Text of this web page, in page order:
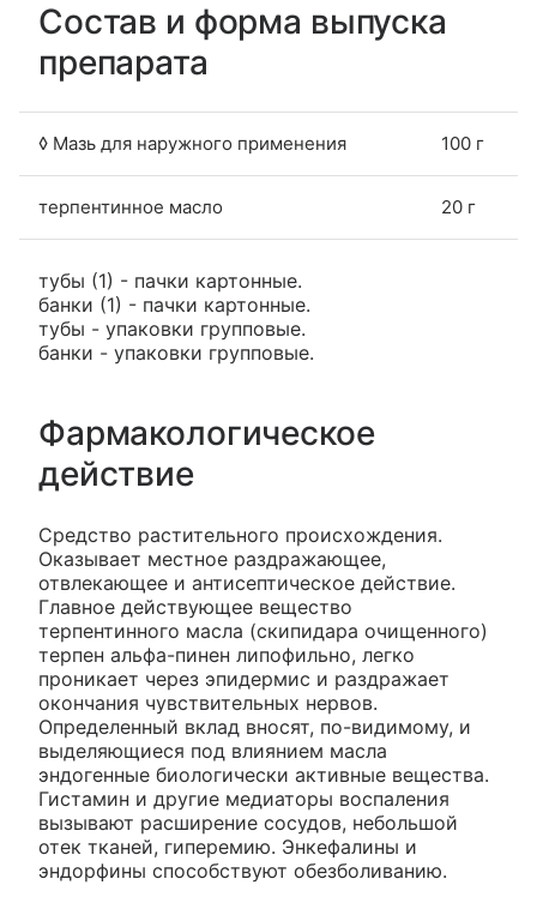
Состав и форма выпуска
препарата
◊ Мазь для наружного применения 100 г
терпентинное масло 20 г
тубы (1) - пачки картонные.
банки (1) - пачки картонные.
тубы - упаковки групповые.
банки - упаковки групповые.
Фармакологическое
действие
Средство растительного происхождения.
Оказывает местное раздражающее,
отвлекающее и антисептическое действие.
Главное действующее вещество
терпентинного масла (скипидара очищенного)
терпен альфа-пинен липофильно, легко
проникает через эпидермис и раздражает
окончания чувствительных нервов.
Определенный вклад вносят, по-видимому, и
выделяющиеся под влиянием масла
эндогенные биологически активные вещества.
Гистамин и другие медиаторы воспаления
вызывают расширение сосудов, небольшой
отек тканей, гиперемию. Энкефалины и
эндорфины способствуют обезболиванию.